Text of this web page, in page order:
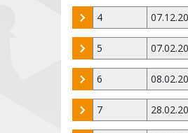
4
5
6
7